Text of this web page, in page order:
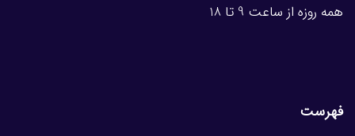
همه روزه از ساعت 9 تا 18
فهرست